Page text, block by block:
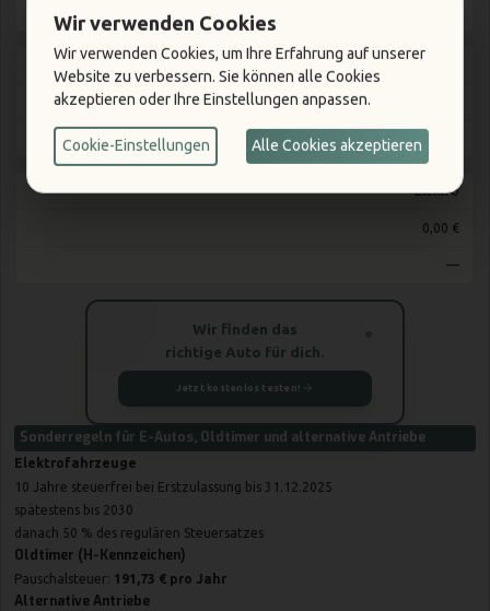
Elektro
0,00 €
—
Wir finden das
richtige Auto für dich.
Jetzt kostenlos testen!
Sonderregeln für E-Autos, Oldtimer und alternative Antriebe
Elektrofahrzeuge
10 Jahre steuerfrei bei Erstzulassung bis 31.12.2025
spätestens bis 2030
danach 50 % des regulären Steuersatzes
Oldtimer (H-Kennzeichen)
Pauschalsteuer: 191,73 € pro Jahr
Alternative Antriebe
Wir verwenden Cookies
Wir verwenden Cookies, um Ihre Erfahrung auf unserer
Website zu verbessern. Sie können alle Cookies
akzeptieren oder Ihre Einstellungen anpassen.
Cookie-Einstellungen Alle Cookies akzeptieren